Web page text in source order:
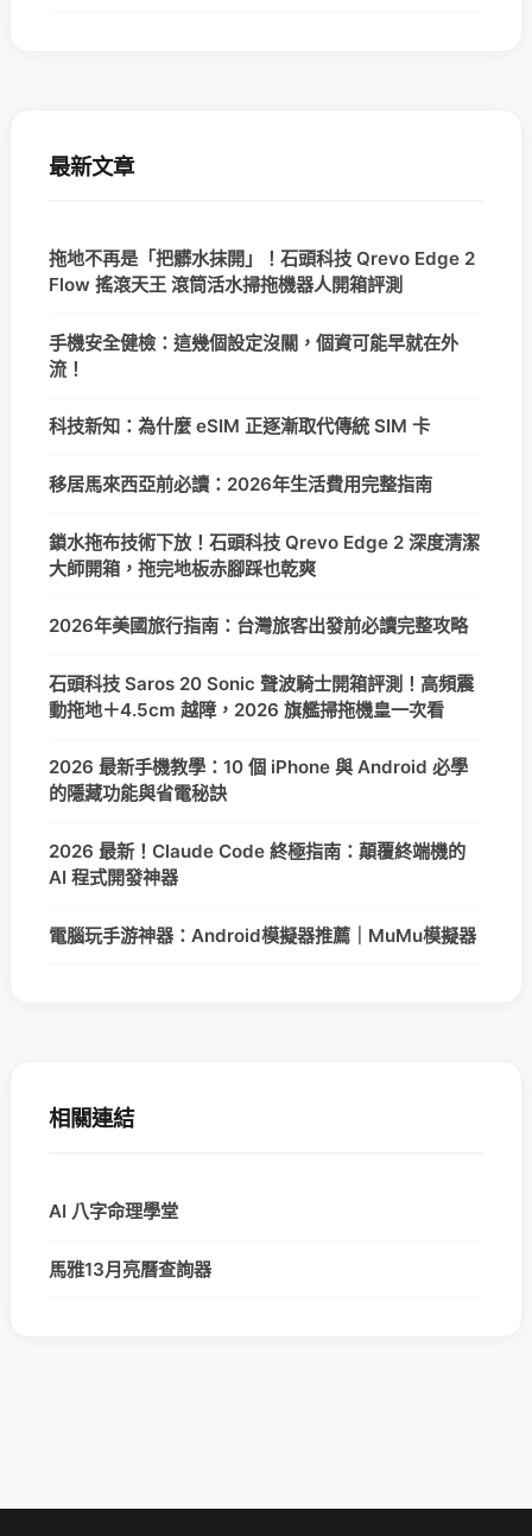
最新文章
拖地不再是「把髒水抹開」！石頭科技 Qrevo Edge 2
Flow 搖滾天王 滾筒活水掃拖機器人開箱評測
手機安全健檢：這幾個設定沒關，個資可能早就在外
流！
科技新知：為什麼 eSIM 正逐漸取代傳統 SIM 卡
移居馬來西亞前必讀：2026年生活費用完整指南
鎖水拖布技術下放！石頭科技 Qrevo Edge 2 深度清潔
大師開箱，拖完地板赤腳踩也乾爽
2026年美國旅行指南：台灣旅客出發前必讀完整攻略
石頭科技 Saros 20 Sonic 聲波騎士開箱評測！高頻震
動拖地＋4.5cm 越障，2026 旗艦掃拖機皇一次看
2026 最新手機教學：10 個 iPhone 與 Android 必學
的隱藏功能與省電秘訣
2026 最新！Claude Code 終極指南：顛覆終端機的
AI 程式開發神器
電腦玩手游神器：Android模擬器推薦｜MuMu模擬器
相關連結
AI 八字命理學堂
馬雅13月亮曆查詢器